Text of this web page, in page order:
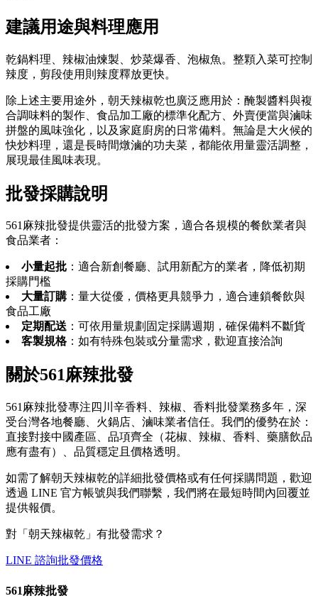
建議用途與料理應用
乾鍋料理、辣椒油煉製、炒菜爆香、泡椒魚。整顆入菜可控制
辣度，剪段使用則辣度釋放更快。
除上述主要用途外，朝天辣椒乾也廣泛應用於：醃製醬料與複
合調味料的製作、食品加工廠的標準化配方、外賣便當與滷味
拼盤的風味強化，以及家庭廚房的日常備料。無論是大火候的
快炒料理，還是長時間燉滷的功夫菜，都能依用量靈活調整，
展現最佳風味表現。
批發採購說明
561麻辣批發提供靈活的批發方案，適合各規模的餐飲業者與
食品業者：
小量起批 ：適合新創餐廳、試用新配方的業者，降低初期
採購門檻
大量訂購 ：量大從優，價格更具競爭力，適合連鎖餐飲與
食品工廠
定期配送 ：可依用量規劃固定採購週期，確保備料不斷貨
客製規格：如有特殊包裝或分量需求，歡迎直接洽詢
關於561麻辣批發
561麻辣批發專注四川辛香料、辣椒、香料批發業務多年，深
受台灣各地餐廳、火鍋店、滷味業者信任。我們的優勢在於：
直接對接中國產區、品項齊全（花椒、辣椒、香料、藥膳飲品
應有盡有）、品質穩定且價格透明。
如需了解朝天辣椒乾的詳細批發價格或有任何採購問題，歡迎
透過 LINE 官方帳號與我們聯繫，我們將在最短時間內回覆並
提供報價。
對「 朝天辣椒乾 」有批發需求？
LINE 諮詢批發價格
561麻辣批發